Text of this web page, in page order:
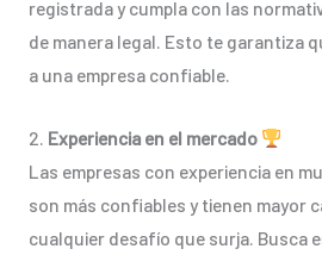
registrada y cumpla con las
de manera legal. Esto te garantiza
a una empresa confiable.
2. Experiencia en el mercado
Las empresas con experiencia en
son más confiables y tienen mayor
cualquier desafío que surja. Busca